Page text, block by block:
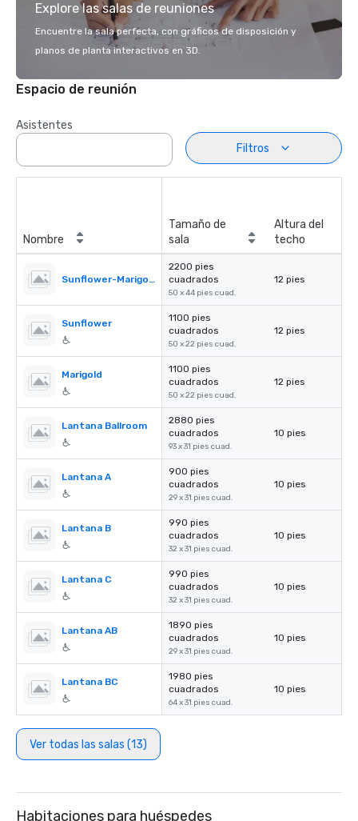
Explore las salas de reuniones
Encuentre la sala perfecta, con gráficos de disposición y
planos de planta interactivos en 3D.
Espacio de reunión
Asistentes
Filtros
Nombre
Tamaño de
sala
Altura del
techo
Sunflower-Marigold Ballroom
2200 pies
cuadrados
50 x 44 pies cuad.
12 pies
Sunflower
1100 pies
cuadrados
50 x 22 pies cuad.
12 pies
Marigold
1100 pies
cuadrados
50 x 22 pies cuad.
12 pies
Lantana Ballroom
2880 pies
cuadrados
93 x 31 pies cuad.
10 pies
Lantana A
900 pies
cuadrados
29 x 31 pies cuad.
10 pies
Lantana B
990 pies
cuadrados
32 x 31 pies cuad.
10 pies
Lantana C
990 pies
cuadrados
32 x 31 pies cuad.
10 pies
Lantana AB
1890 pies
cuadrados
29 x 31 pies cuad.
10 pies
Lantana BC
1980 pies
cuadrados
64 x 31 pies cuad.
10 pies
Ver todas las salas (13)
Habitaciones para huéspedes